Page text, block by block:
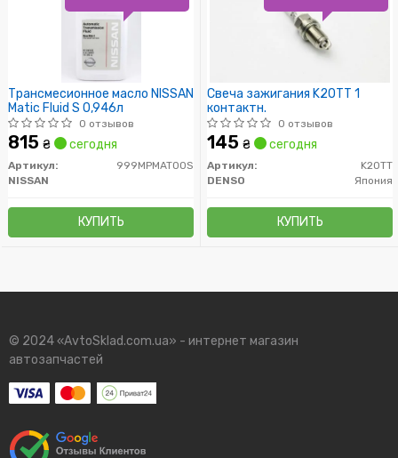
Трансмесионное масло NISSAN
Matic Fluid S 0,946л
0 отзывов
815 ₴ сегодня
Артикул:
999MPMAT00S
NISSAN
КУПИТЬ
Свеча зажигания K20TT 1
контактн.
0 отзывов
145 ₴ сегодня
Артикул:
K20TT
DENSO
Япония
КУПИТЬ
© 2024 «AvtoSklad.com.ua» - интернет магазин
автозапчастей